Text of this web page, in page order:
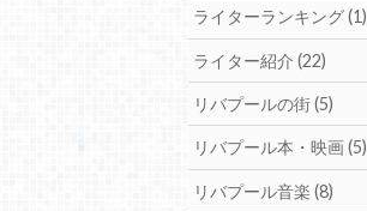
ライターランキング(1)
ライター紹介(22)
リバプールの街(5)
リバプール本・映画(5)
リバプール音楽(8)